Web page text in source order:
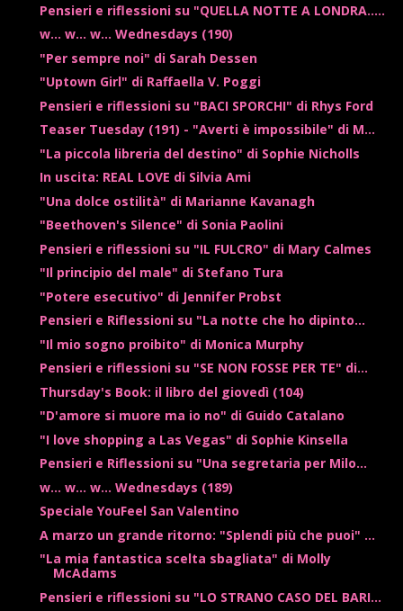
Pensieri e riflessioni su "QUELLA NOTTE A LONDRA.....
w... w... w... Wednesdays (190)
"Per sempre noi" di Sarah Dessen
"Uptown Girl" di Raffaella V. Poggi
Pensieri e riflessioni su "BACI SPORCHI" di Rhys Ford
Teaser Tuesday (191) - "Averti è impossibile" di M...
"La piccola libreria del destino" di Sophie Nicholls
In uscita: REAL LOVE di Silvia Ami
"Una dolce ostilità" di Marianne Kavanagh
"Beethoven's Silence" di Sonia Paolini
Pensieri e riflessioni su "IL FULCRO" di Mary Calmes
"Il principio del male" di Stefano Tura
"Potere esecutivo" di Jennifer Probst
Pensieri e Riflessioni su "La notte che ho dipinto...
"Il mio sogno proibito" di Monica Murphy
Pensieri e riflessioni su "SE NON FOSSE PER TE" di...
Thursday's Book: il libro del giovedì (104)
"D'amore si muore ma io no" di Guido Catalano
"I love shopping a Las Vegas" di Sophie Kinsella
Pensieri e Riflessioni su "Una segretaria per Milo...
w... w... w... Wednesdays (189)
Speciale YouFeel San Valentino
A marzo un grande ritorno: "Splendi più che puoi" ...
"La mia fantastica scelta sbagliata" di Molly
McAdams
Pensieri e riflessioni su "LO STRANO CASO DEL BARI...